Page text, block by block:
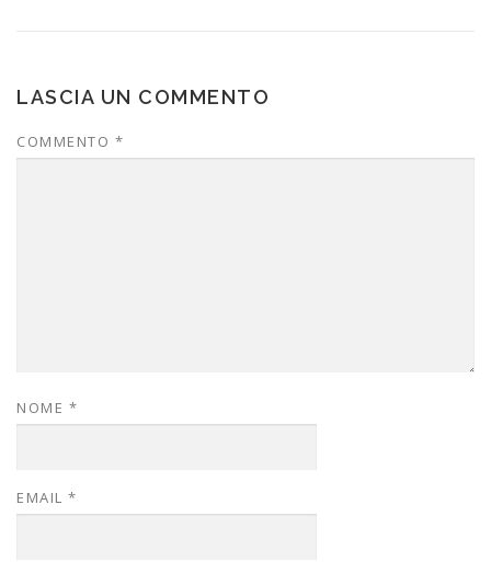
LASCIA UN COMMENTO
COMMENTO *
NOME *
EMAIL *